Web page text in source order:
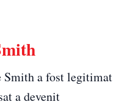
a fost legitimat
a devenit